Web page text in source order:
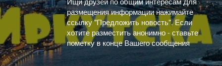
размещения информации нажимайте
ссылку "Предложить новость". Если
хотите разместить анонимно - ставьте
пометку в конце Вашего сообщения